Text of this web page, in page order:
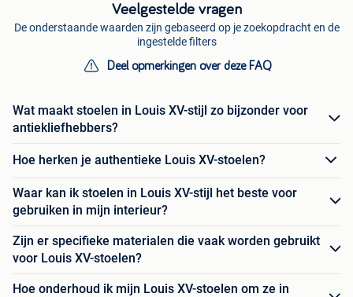
Veelgestelde vragen
De onderstaande waarden zijn gebaseerd op je zoekopdracht en de
ingestelde filters
Deel opmerkingen over deze FAQ
Wat maakt stoelen in Louis XV-stijl zo bijzonder voor
antiekliefhebbers?
Hoe herken je authentieke Louis XV-stoelen?
Waar kan ik stoelen in Louis XV-stijl het beste voor
gebruiken in mijn interieur?
Zijn er specifieke materialen die vaak worden gebruikt
voor Louis XV-stoelen?
Hoe onderhoud ik mijn Louis XV-stoelen om ze in